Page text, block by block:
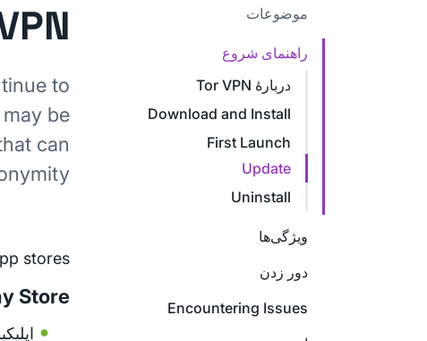
موضوعات
راهنمای شروع
دربارهٔ Tor VPN
Download and Install
First Launch
Update
Uninstall
ویژگی‌ها
دور زدن
Encountering Issues
to
be
can
stores.
Store